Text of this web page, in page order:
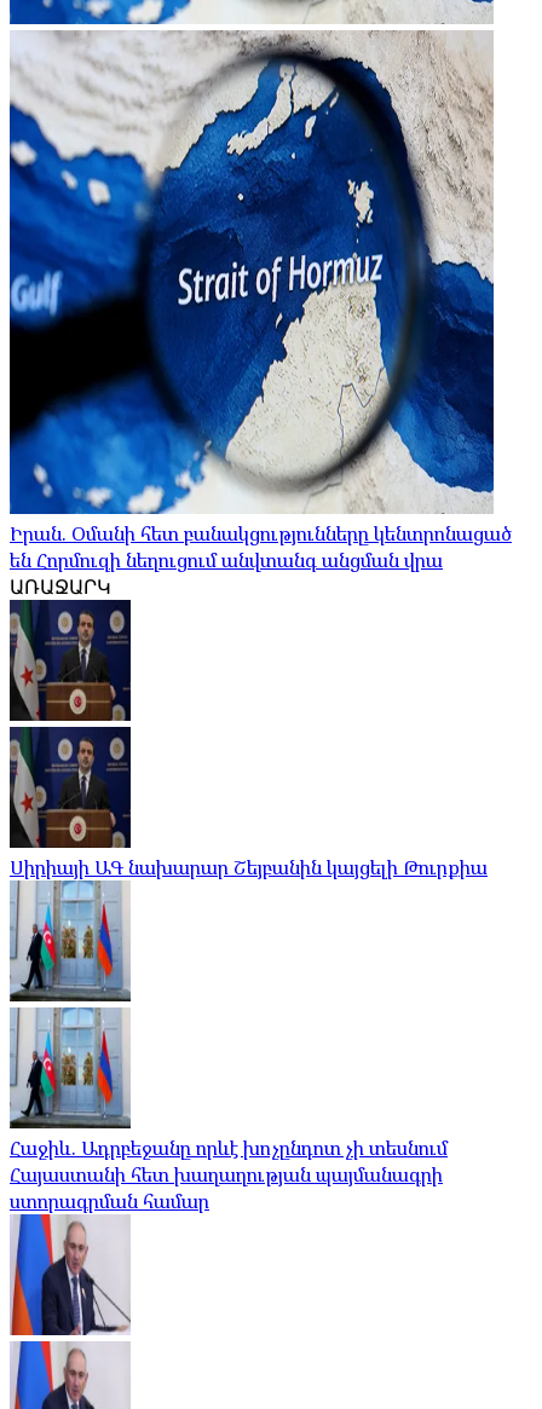
Իրան. Օմանի հետ բանակցությունները կենտրոնացած
են Հորմուզի նեղուցում անվտանգ անցման վրա
ԱՌԱՋԱՐԿ
Սիրիայի ԱԳ նախարար Շեյբանին կայցելի Թուրքիա
Հաջիև. Ադրբեջանը որևէ խոչընդոտ չի տեսնում
Հայաստանի հետ խաղաղության պայմանագրի
ստորագրման համար